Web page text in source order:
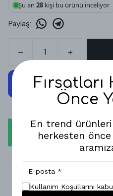
Şu an 28kişi bu ürünü inceliyor
Paylaş:
Fırsatları
Önce
En trend ürünleri
herkesten
Kullanım Koşullarını